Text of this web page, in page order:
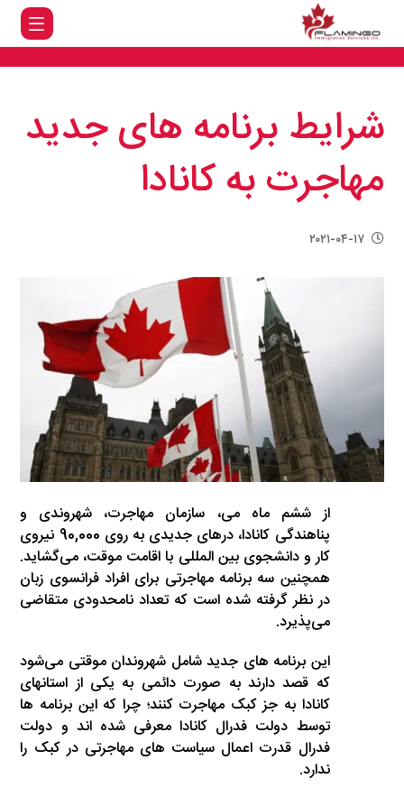
شرایط برنامه های جدید
مهاجرت به کانادا
۲۰۲۱-۰۴-۱۷
از ششم ماه می، سازمان مهاجرت، شهروندی و
پناهندگی کانادا، درهای جدیدی به روی 90,000 نیروی
کار و دانشجوی بین المللی با اقامت موقت، می‌گشاید.
همچنین سه برنامه مهاجرتی برای افراد فرانسوی زبان
در نظر گرفته شده است که تعداد نامحدودی متقاضی
می‌پذیرد.
این برنامه های جدید شامل شهروندان موقتی می‌شود
که قصد دارند به صورت دائمی به یکی از استانهای
کانادا به جز کبک مهاجرت کنند؛ چرا که این برنامه ها
توسط دولت فدرال کانادا معرفی شده اند و دولت
فدرال قدرت اعمال سیاست های مهاجرتی در کبک را
ندارد.